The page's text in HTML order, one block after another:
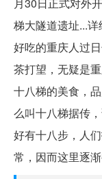
月30日正式对外
梯大隧道遗址...
好吃的重庆人过
茶打望，无疑是
十八梯的美食，
么叫十八梯据传
好有十八步，人
常，因而这里逐